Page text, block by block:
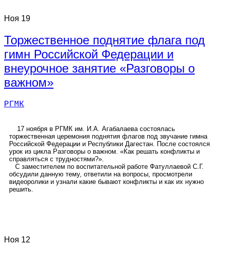
Ноя 19
Торжественное поднятие флага под
гимн Российской Федерации и
внеурочное занятие «Разговоры о
важном»
РГМК
17 ноября в РГМК им. И.А. Агабалаева состоялась
торжественная церемония поднятия флагов под звучание гимна
Российской Федерации и Республики Дагестан. После состоялся
урок из цикла Разговоры о важном. «Как решать конфликты и
справляться с трудностями?».
С заместителем по воспитательной работе Фатуллаевой С.Г.
обсудили данную тему, ответили на вопросы, просмотрели
видеоролики и узнали какие бывают конфликты и как их нужно
решить.
Ноя 12